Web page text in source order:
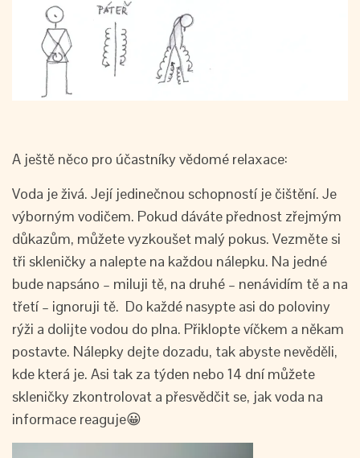
A ještě něco pro účastníky vědomé relaxace:
Voda je živá. Její jedinečnou schopností je čištění. Je
výborným vodičem. Pokud dáváte přednost zřejmým
důkazům, můžete vyzkoušet malý pokus. Vezměte si
tři skleničky a nalepte na každou nálepku. Na jedné
bude napsáno – miluji tě, na druhé – nenávidím tě a na
třetí – ignoruji tě. Do každé nasypte asi do poloviny
rýži a dolijte vodou do plna. Přiklopte víčkem a někam
postavte. Nálepky dejte dozadu, tak abyste nevěděli,
kde která je. Asi tak za týden nebo 14 dní můžete
skleničky zkontrolovat a přesvědčit se, jak voda na
informace reaguje😀